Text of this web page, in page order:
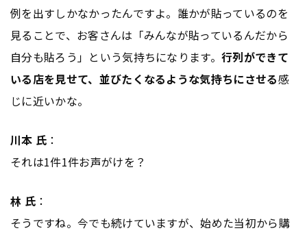
例を出すしかなかったんですよ。誰かが貼っているのを
見ることで、お客さんは「みんなが貼っているんだから
自分も貼ろう」という気持ちになります。行列ができて
いる店を見せて、並びたくなるような気持ちにさせる感
じに近いかな。
川本 氏 ：
それは1件1件お声がけを？
林 氏：
そうですね。今でも続けていますが、始めた当初から購